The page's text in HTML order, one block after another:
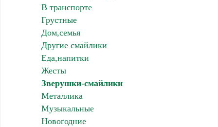
В транспорте
Грустные
Дом,семья
Другие смайлики
Еда,напитки
Жесты
Зверушки-смайлики
Металлика
Музыкальные
Новогодние